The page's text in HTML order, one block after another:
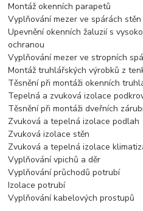
Montáž okenních parapetů
Vyplňování mezer ve spárách stěn
Upevnění okenních žaluzií s
ochranou
Vyplňování mezer ve stropních
Montáž truhlářských výrobků z
Těsnění při montáži okenních
Tepelná a zvuková izolace
Těsnění při montáži dveřních
Zvuková a tepelná izolace podlah
Zvuková izolace stěn
Zvuková a tepelná izolace
Vyplňování vpichů a děr
Vyplňování průchodů potrubí
Izolace potrubí
Vyplňování kabelových prostupů